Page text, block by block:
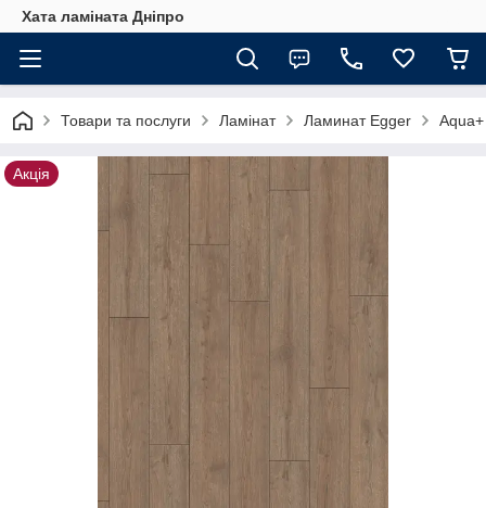
Хата ламіната Дніпро
Товари та послуги Ламінат Ламинат Egger Aqua+
Акція